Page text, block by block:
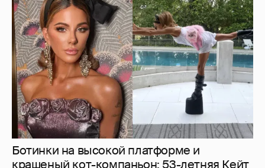
крашеный кот-компаньон: 53-летняя Кейт
Бекинсейл показала, как занимается
йогой
12